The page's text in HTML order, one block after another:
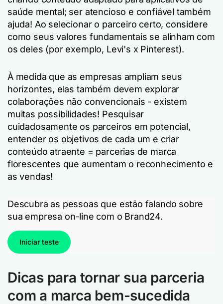
saúde mental; ser atencioso e confiável também
ajuda! Ao selecionar o parceiro certo, considere
como seus valores fundamentais se alinham com
os deles (por exemplo, Levi's x Pinterest).
À medida que as empresas ampliam seus
horizontes, elas também devem explorar
colaborações não convencionais - existem
muitas possibilidades! Pesquisar
cuidadosamente os parceiros em potencial,
entender os objetivos de cada um e criar
conteúdo atraente = parcerias de marca
florescentes que aumentam o reconhecimento e
as vendas!
Descubra as pessoas que estão falando sobre
sua empresa on-line com o Brand24.
Iniciar teste
Dicas para tornar sua parceria
com a marca bem-sucedida